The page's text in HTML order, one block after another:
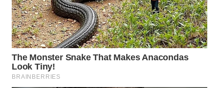
WN
BEKASI
BOGOR